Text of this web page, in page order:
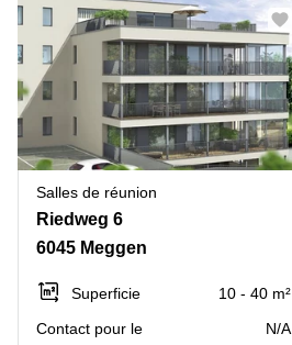
Salles de réunion
Riedweg 6
6045 Meggen
Superficie
10 - 40 m²
Contact pour le
N/A